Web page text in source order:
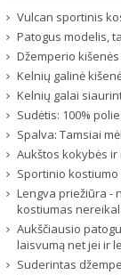
Vulcan sportinis
Patogus modelis,
Džemperio
Kelnių galinė
Kelnių galai
Sudėtis: 100%
Spalva: Tamsiai
Aukštos kokybės
Sportinio
Lengva priežiūra -
kostiumas
Aukščiausio
laisvumą net jei ir
Suderintas